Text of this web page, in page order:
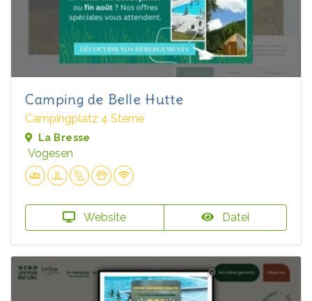
Camping de Belle Hutte
Campingplatz 4 Sterne
La Bresse
Vogesen
Website Datei